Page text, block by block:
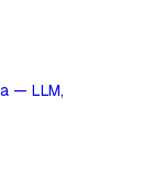
— LLM,